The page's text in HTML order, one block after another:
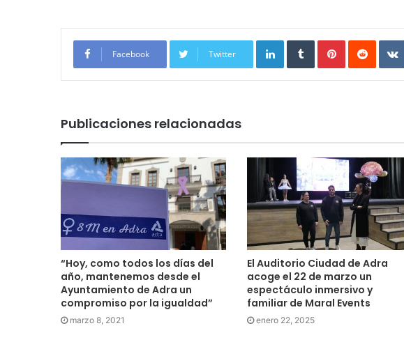
Facebook Twitter
LinkedInTumblrPinterestReddit
Publicaciones relacionadas
“Hoy, como todos los días del
año, mantenemos desde el
Ayuntamiento de Adra un
compromiso por la igualdad”
marzo 8, 2021
El Auditorio Ciudad de Adra
acoge el 22 de marzo un
espectáculo inmersivo y
familiar de Maral Events
enero 22, 2025